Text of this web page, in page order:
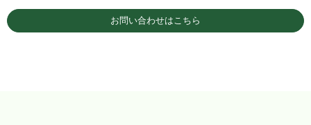
お問い合わせはこちら